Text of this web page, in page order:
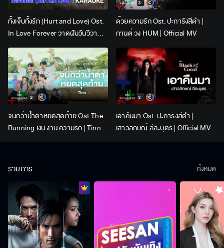
ทั้งเจ็บทั้งรัก (Hurt and Love) Ost.
In Love Forever วาดฝันวันวิวาห์ |
Lingling Kwong x Orm
Kornnaphat | Official Karaoke
ด้วยความรัก Ost. ปะการังสีดำ |
กานต์ วง HUM | Official MV
จนกว่าน้ำตาหยดสุดท้าย Ost.The
Running เงิน งาน ความรัก | Tinn |
เอาคืนมา Ost. ปะการังสีดำ |
เสาวลักษณ์ ลีละบุตร | Official MV
รายการ ทั้งหมด